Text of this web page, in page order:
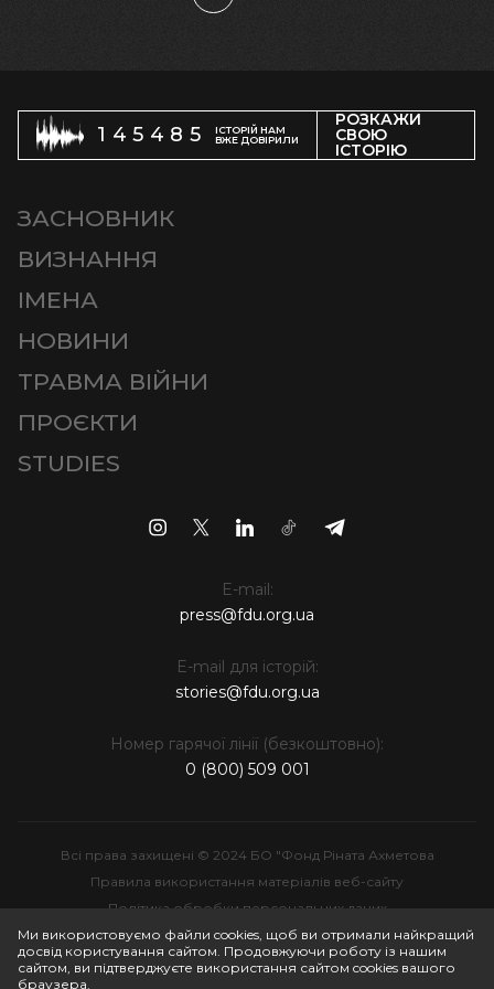
145485
ІСТОРІЙ НАМ
ВЖЕ ДОВІРИЛИ
РОЗКАЖИ
СВОЮ
ІСТОРІЮ
ЗАСНОВНИК
ВИЗНАННЯ
ІМЕНА
НОВИНИ
ТРАВМА ВІЙНИ
ПРОЄКТИ
STUDIES
E-mail:
press@fdu.org.ua
E-mail для історій:
stories@fdu.org.ua
Номер гарячої лінії (безкоштовно):
0 (800) 509 001
Всі права захищені © 2024 БО "Фонд Ріната Ахметова
Правила використання матеріалів веб-сайту
Політика обробки персональних даних
Інтелектуальна власність
Ми використовуємо файли cookies, щоб ви отримали найкращий
досвід користування сайтом. Продовжуючи роботу із нашим
сайтом, ви підтверджуєте використання сайтом cookies вашого
браузера.